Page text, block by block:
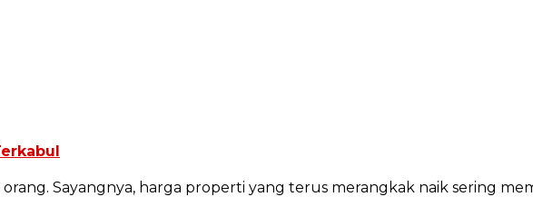
Sayangnya, harga properti yang terus merangkak naik sering